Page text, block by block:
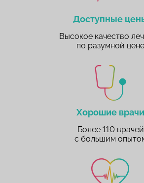
Доступные
Высокое качество
по разумной цене
Хорошие врачи
Более 110 врачей
с большим